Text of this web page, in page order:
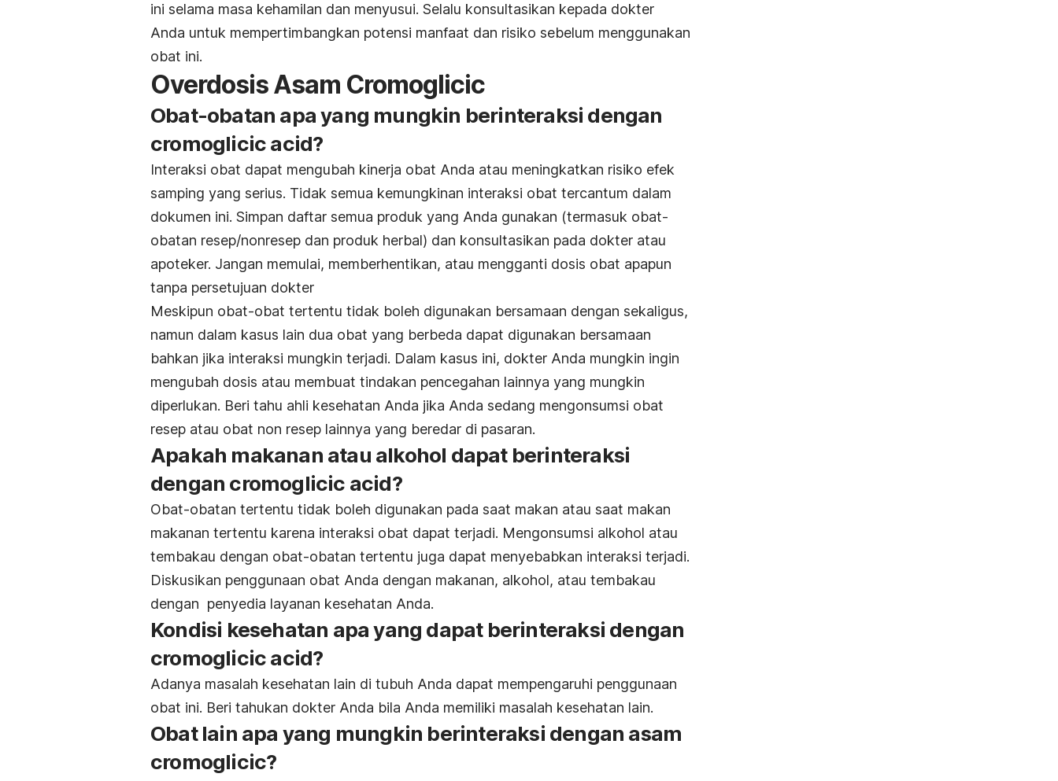
ini selama masa kehamilan dan menyusui. Selalu konsultasikan kepada dokter
Anda untuk mempertimbangkan potensi manfaat dan risiko sebelum menggunakan
obat ini.
Overdosis Asam Cromoglicic
Obat-obatan apa yang mungkin berinteraksi dengan
cromoglicic acid?
Interaksi obat dapat mengubah kinerja obat Anda atau meningkatkan risiko efek
samping yang serius. Tidak semua kemungkinan interaksi obat tercantum dalam
dokumen ini. Simpan daftar semua produk yang Anda gunakan (termasuk obat-
obatan resep/nonresep dan produk herbal) dan konsultasikan pada dokter atau
apoteker. Jangan memulai, memberhentikan, atau mengganti dosis obat apapun
tanpa persetujuan dokter
Meskipun obat-obat tertentu tidak boleh digunakan bersamaan dengan sekaligus,
namun dalam kasus lain dua obat yang berbeda dapat digunakan bersamaan
bahkan jika interaksi mungkin terjadi. Dalam kasus ini, dokter Anda mungkin ingin
mengubah dosis atau membuat tindakan pencegahan lainnya yang mungkin
diperlukan. Beri tahu ahli kesehatan Anda jika Anda sedang mengonsumsi obat
resep atau obat non resep lainnya yang beredar di pasaran.
Apakah makanan atau alkohol dapat berinteraksi
dengan cromoglicic acid?
Obat-obatan tertentu tidak boleh digunakan pada saat makan atau saat makan
makanan tertentu karena interaksi obat dapat terjadi. Mengonsumsi alkohol atau
tembakau dengan obat-obatan tertentu juga dapat menyebabkan interaksi terjadi.
Diskusikan penggunaan obat Anda dengan makanan, alkohol, atau tembakau
dengan penyedia layanan kesehatan Anda.
Kondisi kesehatan apa yang dapat berinteraksi dengan
cromoglicic acid?
Adanya masalah kesehatan lain di tubuh Anda dapat mempengaruhi penggunaan
obat ini. Beri tahukan dokter Anda bila Anda memiliki masalah kesehatan lain.
Obat lain apa yang mungkin berinteraksi dengan asam
cromoglicic?